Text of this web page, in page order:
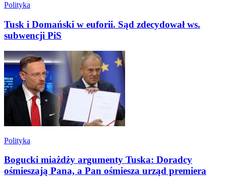
Polityka
Tusk i Domański w euforii. Sąd zdecydował ws.
subwencji PiS
Polityka
Bogucki miażdży argumenty Tuska: Doradcy
ośmieszają Pana, a Pan ośmiesza urząd premiera